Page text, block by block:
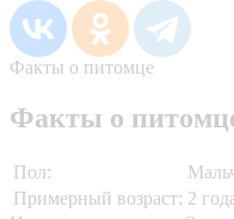
Факты о питомце
Факты о
Пол:
Примерный возраст: 2